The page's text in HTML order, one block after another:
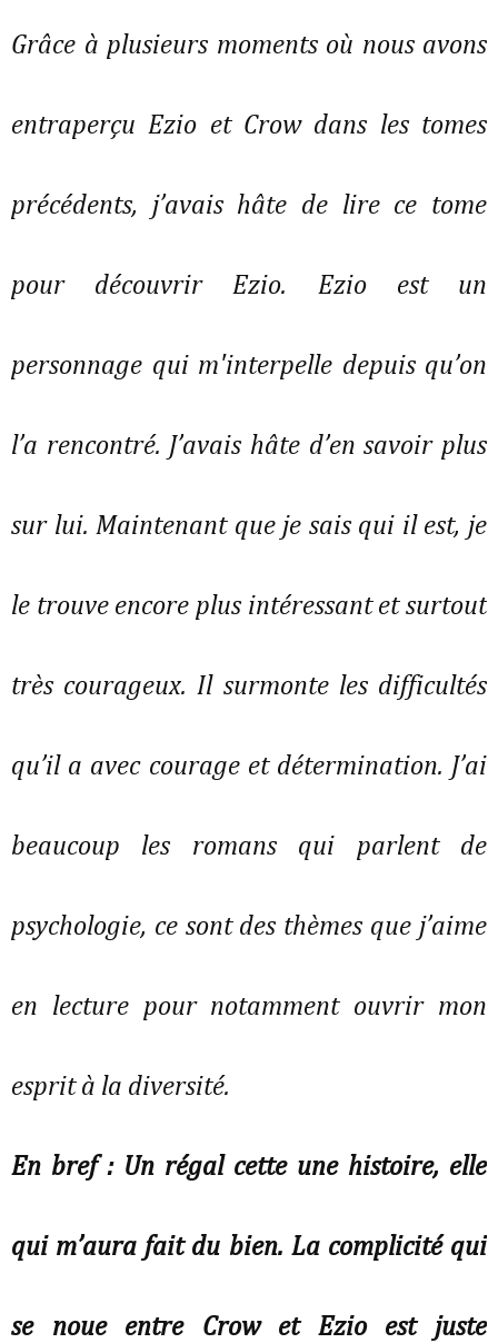
Grâce à plusieurs moments où nous avons
entraperçu Ezio et Crow dans les tomes
précédents, j’avais hâte de lire ce tome
pour découvrir Ezio. Ezio est un
personnage qui m'interpelle depuis qu’on
l’a rencontré. J’avais hâte d’en savoir plus
sur lui. Maintenant que je sais qui il est, je
le trouve encore plus intéressant et surtout
très courageux. Il surmonte les difficultés
qu’il a avec courage et détermination. J’ai
beaucoup les romans qui parlent de
psychologie, ce sont des thèmes que j’aime
en lecture pour notamment ouvrir mon
esprit à la diversité.
En bref : Un régal cette une histoire, elle
qui m’aura fait du bien. La complicité qui
se noue entre Crow et Ezio est juste